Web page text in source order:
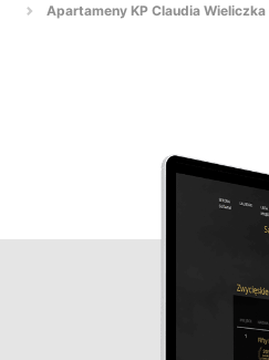
Apartameny KP Claudia